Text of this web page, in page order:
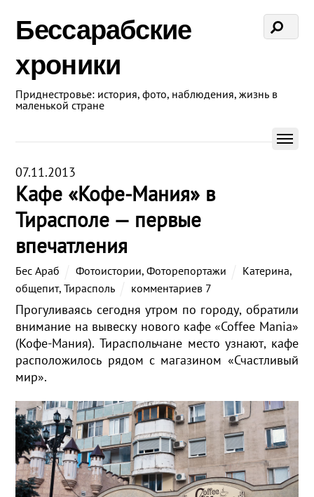
Бессарабские
хроники
Приднестровье: история, фото, наблюдения, жизнь в
маленькой стране
07.11.2013
Кафе «Кофе-Мания» в
Тирасполе — первые
впечатления
Бес Араб Фотоистории,Фоторепортажи Катерина,
общепит,Тирасполь комментариев 7
Прогуливаясь сегодня утром по городу, обратили
внимание на вывеску нового кафе «Coffee Mania»
(Кофе-Мания). Тираспольчане место узнают, кафе
расположилось рядом с магазином «Счастливый
мир».